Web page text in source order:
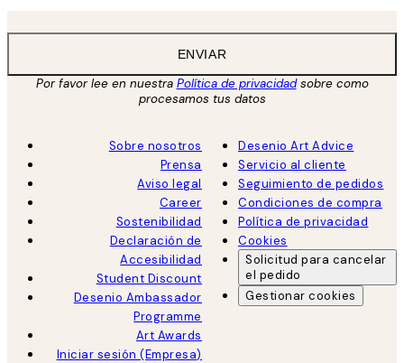
ENVIAR
Por favor lee en nuestra Política de privacidadsobre como
procesamos tus datos
Sobre nosotros
Prensa
Aviso legal
Career
Sostenibilidad
Declaración de
Accesibilidad
Student Discount
Desenio Ambassador
Programme
Art Awards
Iniciar sesión (Empresa)
Desenio Art Advice
Servicio al cliente
Seguimiento de pedidos
Condiciones de compra
Política de privacidad
Cookies
Solicitud para cancelar
el pedido
Gestionar cookies